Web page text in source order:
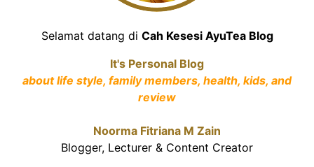
Selamat datang di Cah Kesesi AyuTea Blog
It's Personal Blog
about life style, family members, health, kids, and
review
Noorma Fitriana M Zain
Blogger, Lecturer & Content Creator